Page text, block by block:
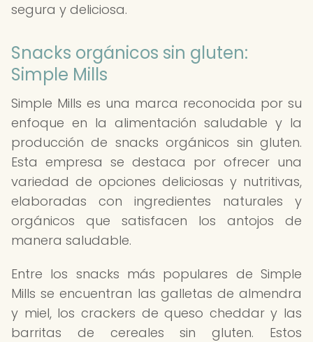
segura y deliciosa.
Snacks orgánicos sin gluten:
Simple Mills
Simple Mills es una marca reconocida por su
enfoque en la alimentación saludable y la
producción de snacks orgánicos sin gluten.
Esta empresa se destaca por ofrecer una
variedad de opciones deliciosas y nutritivas,
elaboradas con ingredientes naturales y
orgánicos que satisfacen los antojos de
manera saludable.
Entre los snacks más populares de Simple
Mills se encuentran las galletas de almendra
y miel, los crackers de queso cheddar y las
barritas de cereales sin gluten. Estos